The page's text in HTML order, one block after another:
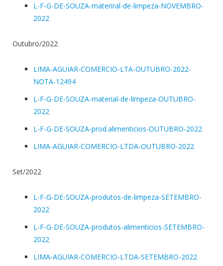
L-F-G-DE-SOUZA-materiral-de-limpeza-NOVEMBRO-
2022
Outubro/2022
LIMA-AGUIAR-COMERCIO-LTA-OUTUBRO-2022-
NOTA-12494
L-F-G-DE-SOUZA-material-de-limpeza-OUTUBRO-
2022
L-F-G-DE-SOUZA-prod.alimenticios-OUTUBRO-2022
LIMA-AGUIAR-COMERCIO-LTDA-OUTUBRO-2022
Set/2022
L-F-G-DE-SOUZA-produtos-de-limpeza-SETEMBRO-
2022
L-F-G-DE-SOUZA-produtos-alimenticios-SETEMBRO-
2022
LIMA-AGUIAR-COMERCIO-LTDA-SETEMBRO-2022